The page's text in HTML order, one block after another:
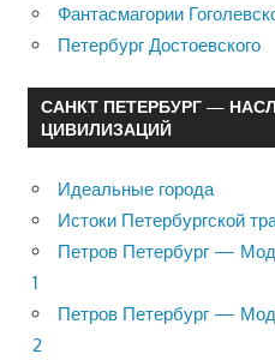
Фантасмагории
Петербург Достоевского
САНКТ ПЕТЕРБУРГ —
ЦИВИЛИЗАЦИЙ
Идеальные города
Истоки Петербургской
Петров Петербург —
1
Петров Петербург —
2